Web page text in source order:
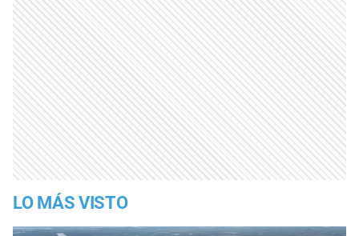
LO MÁS VISTO